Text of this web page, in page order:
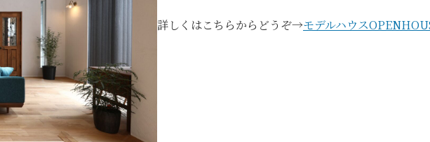
詳しくはこちらからどうぞ→モデルハウス